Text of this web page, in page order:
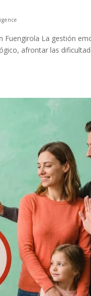
La gestión
afrontar las